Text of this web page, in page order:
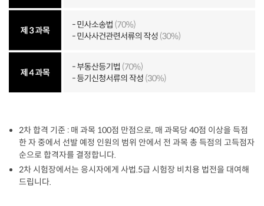
2차 합격 기준 : 매 과목 100점 만점으로, 매 과목당 40점 이상을 득점
한 자 중에서 선발 예정 인원의 범위 안에서 전 과목 총 득점의 고득점자
순으로 합격자를 결정합니다.
2차 시험장에서는 응시자에게 사법.5급 시험장 비치용 법전을 대여해
드립니다.